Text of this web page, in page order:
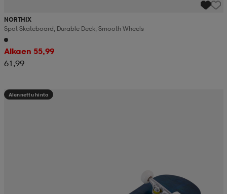
NORTHIX
Spot Skateboard, Durable Deck, Smooth Wheels
Alkaen 55,99
61,99
Alennettu hinta